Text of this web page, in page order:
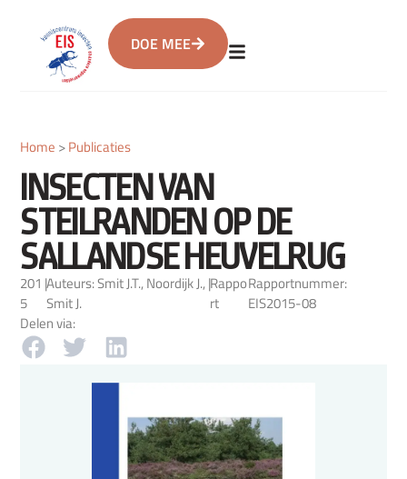
DOE MEE
Home >Publicaties
INSECTEN VAN
STEILRANDEN OP DE
SALLANDSE HEUVELRUG
201
5
|Auteurs: Smit J.T., Noordijk J.,
Smit J.
|Rappo
rt
Rapportnummer:
EIS2015-08
Delen via: